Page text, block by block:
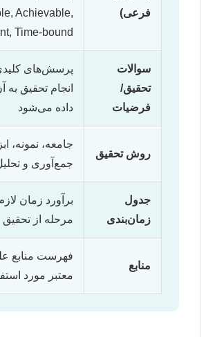
فرعی)
Achievable,
Time-bound)
سوالات
تحقیق/
فرضیات
پرسش‌های
انجام تحقیق به
داده می‌شود
روش تحقیق
جامعه، نمونه،
جمع‌آوری و
جدول
زمان‌بندی
برآورد زمان
مرحله از تحقیق
منابع
فهرست منابع
معتبر مورد